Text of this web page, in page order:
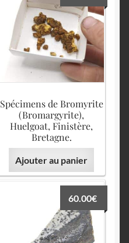
Spécimens de Bromyrite
(Bromargyrite),
Huelgoat, Finistère,
Bretagne.
Ajouter au panier
60.00€